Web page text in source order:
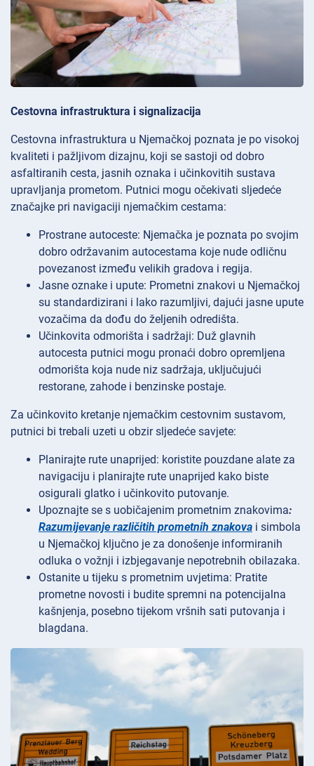
Cestovna infrastruktura i signalizacija
Cestovna infrastruktura u Njemačkoj poznata je po visokoj
kvaliteti i pažljivom dizajnu, koji se sastoji od dobro
asfaltiranih cesta, jasnih oznaka i učinkovitih sustava
upravljanja prometom. Putnici mogu očekivati sljedeće
značajke pri navigaciji njemačkim cestama:
Prostrane autoceste: Njemačka je poznata po svojim
dobro održavanim autocestama koje nude odličnu
povezanost između velikih gradova i regija.
Jasne oznake i upute: Prometni znakovi u Njemačkoj
su standardizirani i lako razumljivi, dajući jasne upute
vozačima da dođu do željenih odredišta.
Učinkovita odmorišta i sadržaji: Duž glavnih
autocesta putnici mogu pronaći dobro opremljena
odmorišta koja nude niz sadržaja, uključujući
restorane, zahode i benzinske postaje.
Za učinkovito kretanje njemačkim cestovnim sustavom,
putnici bi trebali uzeti u obzir sljedeće savjete:
Planirajte rute unaprijed: koristite pouzdane alate za
navigaciju i planirajte rute unaprijed kako biste
osigurali glatko i učinkovito putovanje.
Upoznajte se s uobičajenim prometnim znakovima:
Razumijevanje različitih prometnih znakova i simbola
u Njemačkoj ključno je za donošenje informiranih
odluka o vožnji i izbjegavanje nepotrebnih obilazaka.
Ostanite u tijeku s prometnim uvjetima: Pratite
prometne novosti i budite spremni na potencijalna
kašnjenja, posebno tijekom vršnih sati putovanja i
blagdana.